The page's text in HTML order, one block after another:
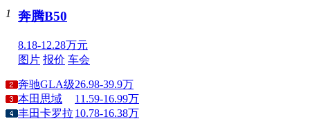
1 奔腾B50
8.18-12.28万元
图片 报价 车会
奔驰GLA级26.98-39.9万
本田思域
11.59-16.99万
丰田卡罗拉 10.78-16.38万